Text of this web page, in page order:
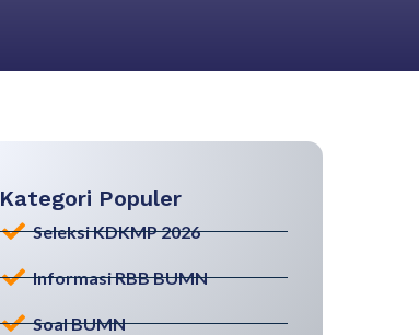
Kategori Populer
Seleksi KDKMP 2026
Informasi RBB BUMN
Soal BUMN